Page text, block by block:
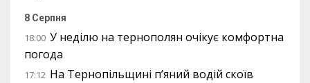
8 Серпня
18:00 У неділю на тернополян очікує комфортна
погода
17:12 На Тернопільщині п’яний водій скоїв